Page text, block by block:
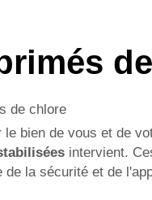
de chlore
bien de vous et de
intervient.
la sécurité et de